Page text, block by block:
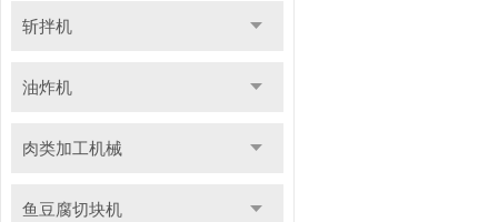
斩拌机
油炸机
肉类加工机械
鱼豆腐切块机